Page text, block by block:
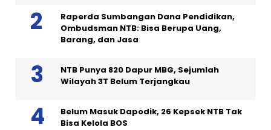
Raperda Sumbangan Dana Pendidikan,
Ombudsman NTB: Bisa Berupa Uang,
Barang, dan Jasa
NTB Punya 820 Dapur MBG, Sejumlah
Wilayah 3T Belum Terjangkau
Belum Masuk Dapodik, 26 Kepsek NTB Tak
Bisa Kelola BOS